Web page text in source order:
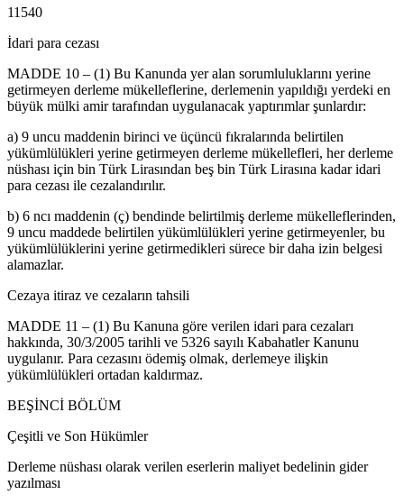
11540
İdari para cezası
MADDE 10 – (1) Bu Kanunda yer alan sorumluluklarını yerine
getirmeyen derleme mükelleflerine, derlemenin yapıldığı yerdeki en
büyük mülki amir tarafından uygulanacak yaptırımlar şunlardır:
a) 9 uncu maddenin birinci ve üçüncü fıkralarında belirtilen
yükümlülükleri yerine getirmeyen derleme mükellefleri, her derleme
nüshası için bin Türk Lirasından beş bin Türk Lirasına kadar idari
para cezası ile cezalandırılır.
b) 6 ncı maddenin (ç) bendinde belirtilmiş derleme mükelleflerinden,
9 uncu maddede belirtilen yükümlülükleri yerine getirmeyenler, bu
yükümlülüklerini yerine getirmedikleri sürece bir daha izin belgesi
alamazlar.
Cezaya itiraz ve cezaların tahsili
MADDE 11 – (1) Bu Kanuna göre verilen idari para cezaları
hakkında, 30/3/2005 tarihli ve 5326 sayılı Kabahatler Kanunu
uygulanır. Para cezasını ödemiş olmak, derlemeye ilişkin
yükümlülükleri ortadan kaldırmaz.
BEŞİNCİ BÖLÜM
Çeşitli ve Son Hükümler
Derleme nüshası olarak verilen eserlerin maliyet bedelinin gider
yazılması